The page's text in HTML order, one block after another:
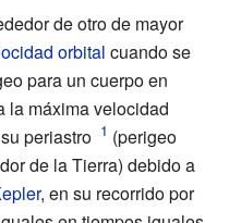
de otro de mayor
orbital cuando se
para un cuerpo en
la máxima velocidad
periastro
(perigeo
de la Tierra) debido a
, en su recorrido por